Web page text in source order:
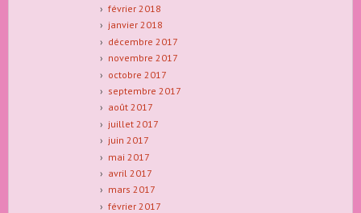
février 2018
janvier 2018
décembre 2017
novembre 2017
octobre 2017
septembre 2017
août 2017
juillet 2017
juin 2017
mai 2017
avril 2017
mars 2017
février 2017